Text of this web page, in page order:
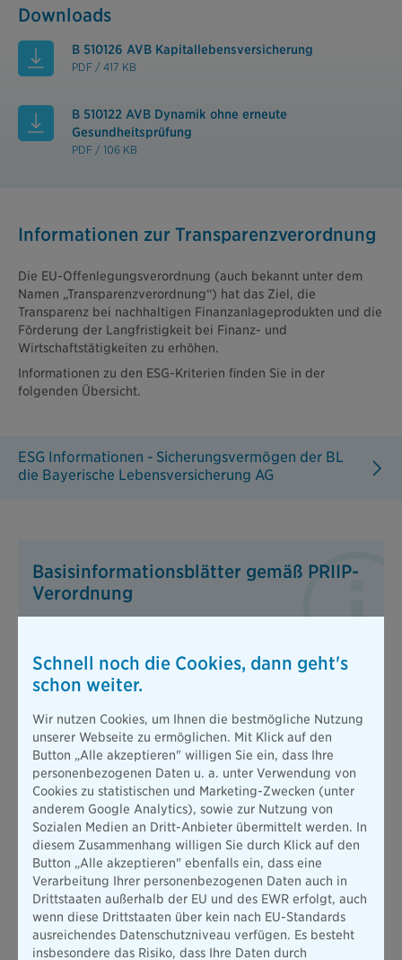
Downloads
B 510126 AVB Kapitallebensversicherung
PDF / 417 KB
B 510122 AVB Dynamik ohne erneute
Gesundheitsprüfung
PDF / 106 KB
Informationen zur Transparenzverordnung
Die EU-Offenlegungsverordnung (auch bekannt unter dem
Namen „Transparenzverordnung“) hat das Ziel, die
Transparenz bei nachhaltigen Finanzanlageprodukten und die
Förderung der Langfristigkeit bei Finanz- und
Wirtschaftstätigkeiten zu erhöhen.
Informationen zu den ESG-Kriterien finden Sie in der
folgenden Übersicht.
ESG Informationen - Sicherungsvermögen der BL
die Bayerische Lebensversicherung AG
Basisinformationsblätter gemäß PRIIP-
Verordnung
"Kapitallebensversicherung".
Für wen ist eine Kapitallebensversicherung
geeignet?
Die Kapitallebensversicherung lässt sich genau an Ihre
Vorstellungen anpassen. Dabei spielt es keine Rolle, ob Sie in
der Ausbildung oder im Beruf stehen, angestellt,
selbstständig oder im öffentlichen Dienst tätig sind. Oder ob
Sie bereits für eine Familie sorgen oder erst an deren
Gründung denken. Außerdem kombiniert die
Kapitallebensversicherung die finanzielle Absicherung Ihrer
Schnell noch die Cookies, dann geht's
schon weiter.
Wir nutzen Cookies, um Ihnen die bestmögliche Nutzung
unserer Webseite zu ermöglichen. Mit Klick auf den
Button „Alle akzeptieren" willigen Sie ein, dass Ihre
personenbezogenen Daten u. a. unter Verwendung von
Cookies zu statistischen und Marketing-Zwecken (unter
anderem Google Analytics), sowie zur Nutzung von
Sozialen Medien an Dritt-Anbieter übermittelt werden. In
diesem Zusammenhang willigen Sie durch Klick auf den
Button „Alle akzeptieren" ebenfalls ein, dass eine
Verarbeitung Ihrer personenbezogenen Daten auch in
Drittstaaten außerhalb der EU und des EWR erfolgt, auch
wenn diese Drittstaaten über kein nach EU-Standards
ausreichendes Datenschutzniveau verfügen. Es besteht
insbesondere das Risiko, dass Ihre Daten durch